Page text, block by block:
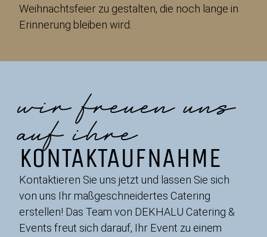
Weihnachtsfeier zu gestalten, die noch lange in
Erinnerung bleiben wird.
wir freuen uns
auf ihre
KONTAKTAUFNAHME
Kontaktieren Sie uns jetzt und lassen Sie sich
von uns Ihr maßgeschneidertes Catering
erstellen! Das Team von DEKHALU Catering &
Events freut sich darauf, Ihr Event zu einem